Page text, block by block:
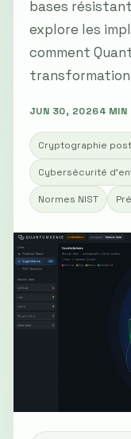
bases
explore les
comment
transformation
JUN 30, 20264 MIN
Cryptographie
Cybersécurité
Normes NIST